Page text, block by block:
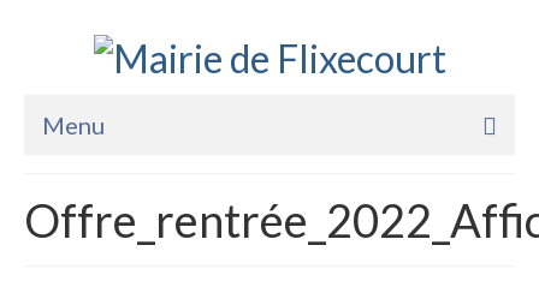
Menu
La Mairie